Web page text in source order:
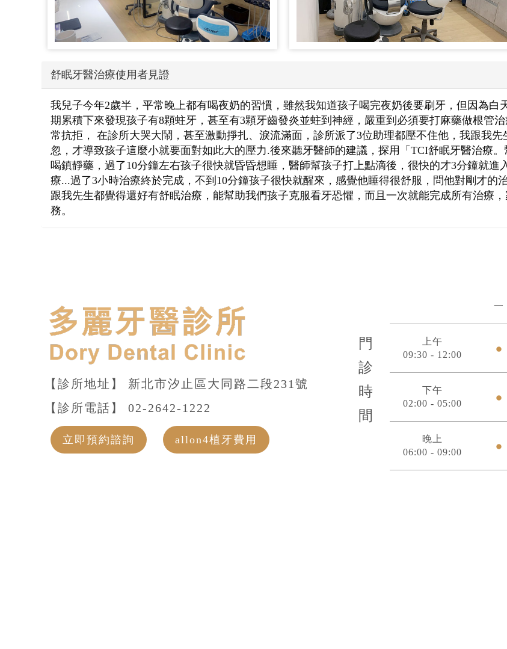
舒眠牙醫治療使用者見證
我兒子今年2歲半，平常晚上都有喝夜奶的習慣，雖然我知道孩子喝完夜奶後要刷牙，但因為
期累積下來發現孩子有8顆蛀牙，甚至有3顆牙齒發炎並蛀到神經，嚴重到必須要打麻藥做根管
常抗拒， 在診所大哭大鬧，甚至激動掙扎、淚流滿面，診所派了3位助理都壓不住他，我跟我
忽，才導致孩子這麼小就要面對如此大的壓力.後來聽牙醫師的建議，探用「TCI舒眠牙醫治療
喝鎮靜藥，過了10分鐘左右孩子很快就昏昏想睡，醫師幫孩子打上點滴後，很快的才3分鐘就
療...過了3小時治療終於完成，不到10分鐘孩子很快就醒來，感覺他睡得很舒服，問他對剛才的
跟我先生都覺得還好有舒眠治療，能幫助我們孩子克服看牙恐懼，而且一次就能完成所有治療
務。
【診所地址】 新北市汐止區大同路二段231號
【診所電話】 02-2642-1222
立即預約諮詢 allon4植牙費用
門
診
時
間
一
上午
09:30 - 12:00
下午
02:00 - 05:00
晚上
06:00 - 09:00